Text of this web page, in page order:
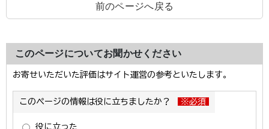
前のページへ戻る
このページについてお聞かせください